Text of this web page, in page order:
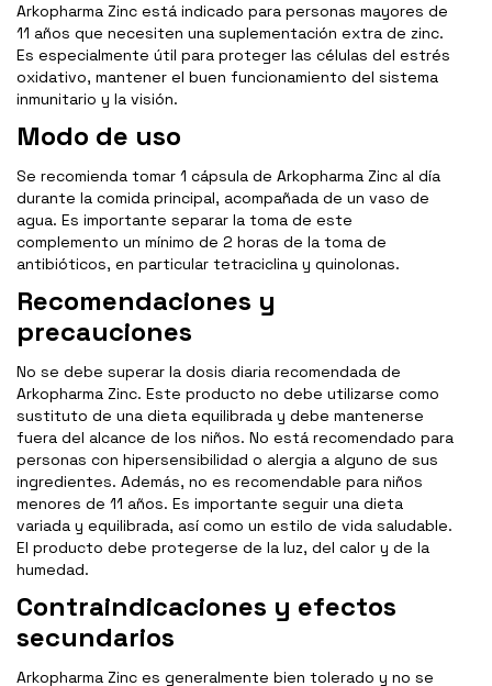
Arkopharma Zinc está indicado para personas mayores de
11 años que necesiten una suplementación extra de zinc.
Es especialmente útil para proteger las células del estrés
oxidativo, mantener el buen funcionamiento del sistema
inmunitario y la visión.
Modo de uso
Se recomienda tomar 1 cápsula de Arkopharma Zinc al día
durante la comida principal, acompañada de un vaso de
agua. Es importante separar la toma de este
complemento un mínimo de 2 horas de la toma de
antibióticos, en particular tetraciclina y quinolonas.
Recomendaciones y
precauciones
No se debe superar la dosis diaria recomendada de
Arkopharma Zinc. Este producto no debe utilizarse como
sustituto de una dieta equilibrada y debe mantenerse
fuera del alcance de los niños. No está recomendado para
personas con hipersensibilidad o alergia a alguno de sus
ingredientes. Además, no es recomendable para niños
menores de 11 años. Es importante seguir una dieta
variada y equilibrada, así como un estilo de vida saludable.
El producto debe protegerse de la luz, del calor y de la
humedad.
Contraindicaciones y efectos
secundarios
Arkopharma Zinc es generalmente bien tolerado y no se